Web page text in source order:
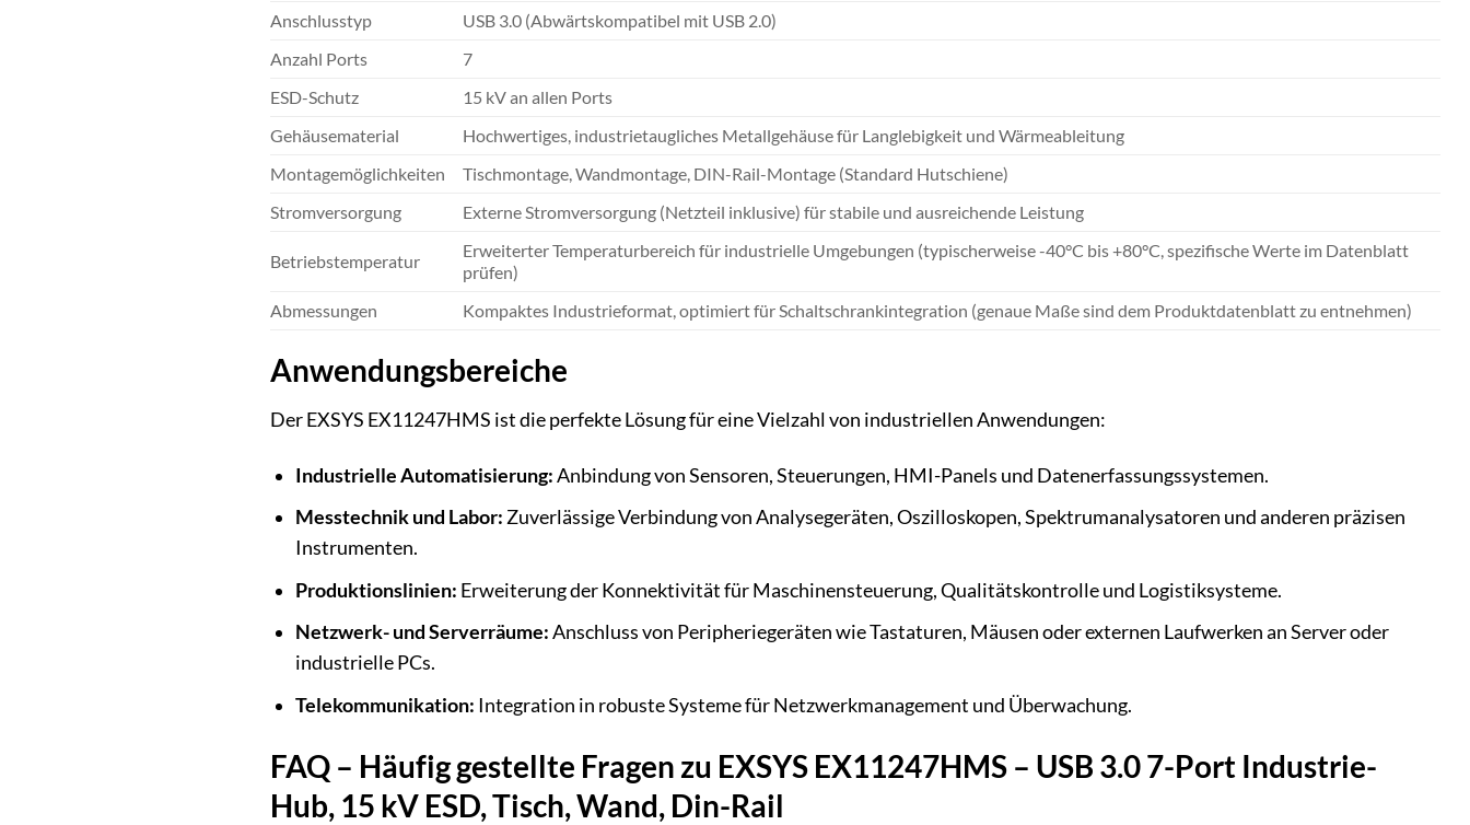
Anschlusstyp
USB 3.0 (Abwärtskompatibel mit USB 2.0)
Anzahl Ports
7
ESD-Schutz
15 kV an allen Ports
Gehäusematerial
Hochwertiges, industrietaugliches Metallgehäuse für Langlebigkeit und Wärmeableitung
Montagemöglichkeiten
Tischmontage, Wandmontage, DIN-Rail-Montage (Standard Hutschiene)
Stromversorgung
Externe Stromversorgung (Netzteil inklusive) für stabile und ausreichende Leistung
Betriebstemperatur
Erweiterter Temperaturbereich für industrielle Umgebungen (typischerweise -40°C bis +80°C, spezifische Werte im Datenblatt
prüfen)
Abmessungen
Kompaktes Industrieformat, optimiert für Schaltschrankintegration (genaue Maße sind dem Produktdatenblatt zu entnehmen)
Anwendungsbereiche
Der EXSYS EX11247HMS ist die perfekte Lösung für eine Vielzahl von industriellen Anwendungen:
Industrielle Automatisierung:Anbindung von Sensoren, Steuerungen, HMI-Panels und Datenerfassungssystemen.
Messtechnik und Labor: Zuverlässige Verbindung von Analysegeräten, Oszilloskopen, Spektrumanalysatoren und anderen präzisen
Instrumenten.
Produktionslinien: Erweiterung der Konnektivität für Maschinensteuerung, Qualitätskontrolle und Logistiksysteme.
Netzwerk- und Serverräume:Anschluss von Peripheriegeräten wie Tastaturen, Mäusen oder externen Laufwerken an Server oder
industrielle PCs.
Telekommunikation: Integration in robuste Systeme für Netzwerkmanagement und Überwachung.
FAQ – Häufig gestellte Fragen zu EXSYS EX11247HMS – USB 3.0 7-Port Industrie-
Hub, 15 kV ESD, Tisch, Wand, Din-Rail